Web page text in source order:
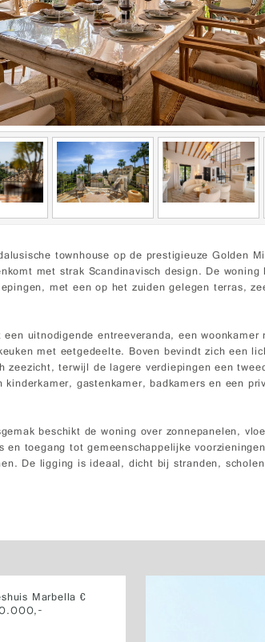
townhouse op de prestigieuze Golden
met strak Scandinavisch design. De woning
met een op het zuiden gelegen terras,
uitnodigende entreeveranda, een woonkamer
met eetgedeelte. Boven bevindt zich een
zeezicht, terwijl de lagere verdiepingen een
gastenkamer, badkamers en een
beschikt de woning over zonnepanelen,
toegang tot gemeenschappelijke
De ligging is ideaal, dicht bij stranden,
Marbella €